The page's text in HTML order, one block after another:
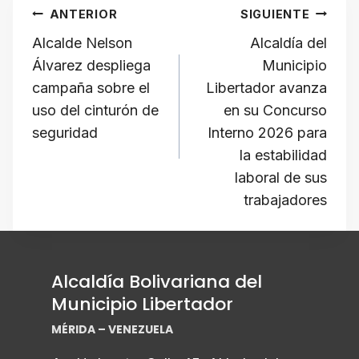
m
s
ly
i
n
Navegación
de
entradas
ANTERIOR
​Alcalde Nelson
Álvarez despliega
campaña sobre el
uso del cinturón de
seguridad
SIGUIENTE
Alcaldía del
Municipio
Libertador avanza
en su Concurso
Interno 2026 para
la estabilidad
laboral de sus
trabajadores
Alcaldía Bolivariana del
Municipio Libertador
MÉRIDA – VENEZUELA